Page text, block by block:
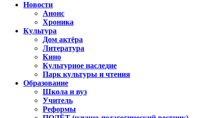
Новости
Анонс
Хроника
Культура
Дом актёра
Литература
Кино
Культурное наследие
Парк культуры и чтения
Образование
Школа и вуз
Учитель
Реформы